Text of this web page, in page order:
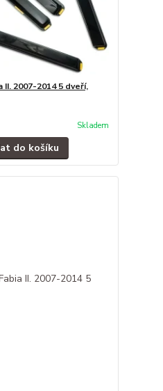
II. 2007-2014 5 dveří,
Skladem
do košíku